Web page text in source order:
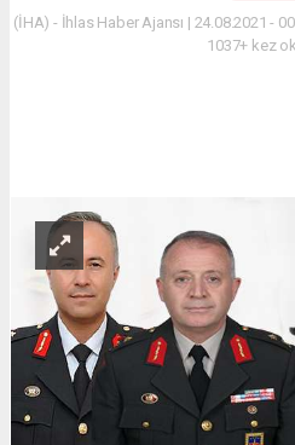
(İHA) - İhlas Haber Ajansı | 24.08.2021 -
1037+ kez